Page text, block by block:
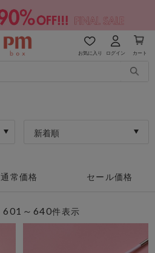
お気に入り ログイン カート
新着順
通常価格 セール価格
601～640件表示